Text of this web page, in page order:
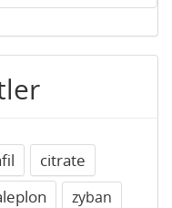
citrate
zyban